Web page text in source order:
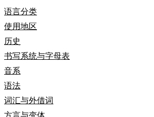
语言分类
使用地区
历史
书写系统与字母表
音系
语法
词汇与外借词